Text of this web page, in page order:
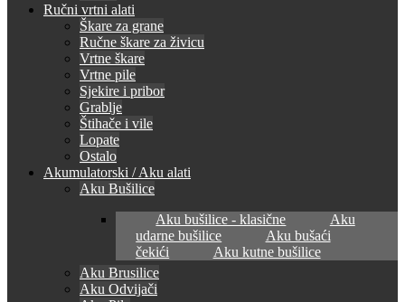
Ručni vrtni alati
Škare za grane
Ručne škare za živicu
Vrtne škare
Vrtne pile
Sjekire i pribor
Grablje
Štihače i vile
Lopate
Ostalo
Akumulatorski / Aku alati
Aku Bušilice
Aku bušilice - klasične
Aku
udarne bušilice
Aku bušaći
čekići
Aku kutne bušilice
Aku Brusilice
Aku Odvijači